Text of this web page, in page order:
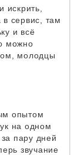
в сервис, там
и всё
можно
молодцы
опытом
на одном
пару дней
звучание